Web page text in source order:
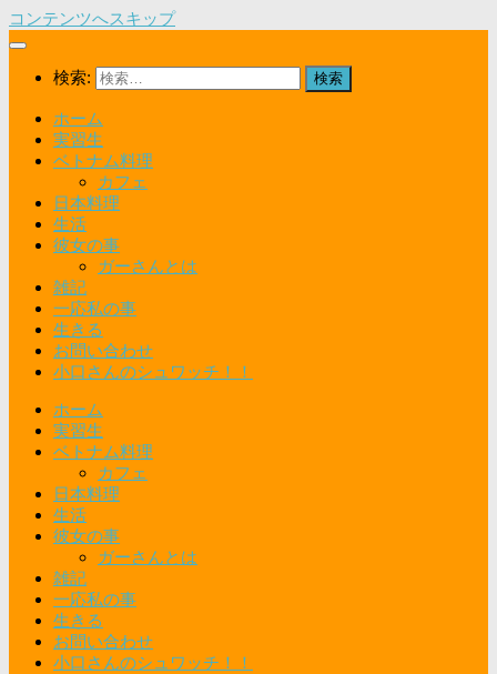
コンテンツへスキップ
検索:
ホーム
実習生
ベトナム料理
カフェ
日本料理
生活
彼女の事
ガーさんとは
雑記
一応私の事
生きる
お問い合わせ
小口さんのシュワッチ！！
ホーム
実習生
ベトナム料理
カフェ
日本料理
生活
彼女の事
ガーさんとは
雑記
一応私の事
生きる
お問い合わせ
小口さんのシュワッチ！！